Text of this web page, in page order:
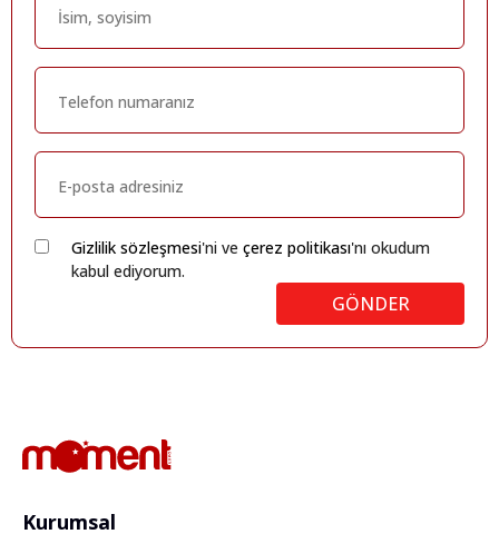
Gizlilik sözleşmesi'ni ve çerez politikası'nı okudum
kabul ediyorum.
GÖNDER
Kurumsal